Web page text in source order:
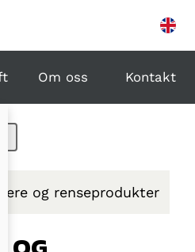
Om oss Kontakt
og renseprodukter